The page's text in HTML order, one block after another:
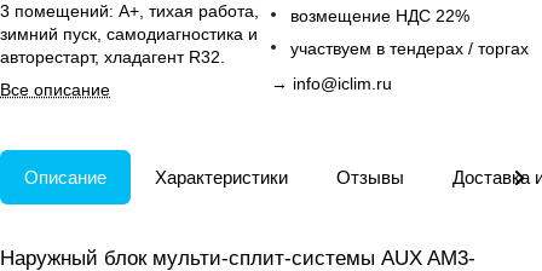
3 помещений: A+, тихая работа,
зимний пуск, самодиагностика и
авторестарт, хладагент R32.
Все описание
возмещение НДС 22%
участвуем в тендерах / торгах
→ info@iclim.ru
Описание Характеристики Отзывы Доставка
Наружный блок мульти-сплит-системы AUX AM3-